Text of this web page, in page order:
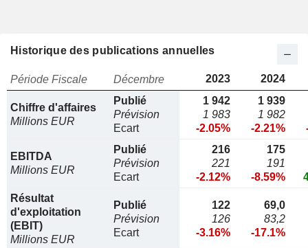
Historique des publications annuelles
Période Fiscale Décembre 2023 2024
Chiffre d'affaires
Millions EUR
Publié
Prévision
Ecart
1 942
1 983
-2.05%
1 939
1 982
-2.21%
EBITDA
Millions EUR
Publié
Prévision
Ecart
216
221
-2.12%
175
191
-8.59%
Résultat
d'exploitation
(EBIT)
Millions EUR
Publié
Prévision
Ecart
122
126
-3.16%
69,0
83,2
-17.1%